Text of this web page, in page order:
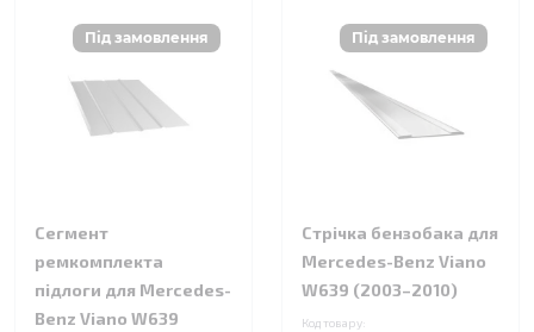
Сегмент
ремкомплекта
підлоги для Mercedes-
Benz Viano W639
Стрічка бензобака для
Mercedes-Benz Viano
W639 (2003–2010)
Код товару: